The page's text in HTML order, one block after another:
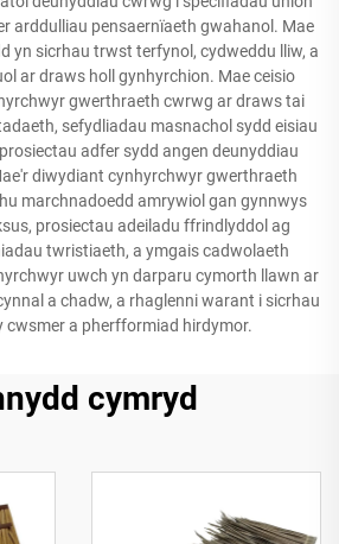
arddulliau pensaernïaeth gwahanol. Mae
yn sicrhau trwst terfynol, cydweddu lliw, a
ar draws holl gynhyrchion. Mae ceisio
gwerthraeth cwrwg ar draws tai
sefydliadau masnachol sydd eisiau
adfer sydd angen deunyddiau
diwydiant cynhyrchwyr gwerthraeth
marchnadoedd amrywiol gan gynnwys
prosiectau adeiladu ffrindlyddol ag
twristiaeth, a ymgais cadwolaeth
uwch yn darparu cymorth llawn ar
a chadw, a rhaglenni warant i sicrhau
cwsmer a pherfformiad hirdymor.
cymryd